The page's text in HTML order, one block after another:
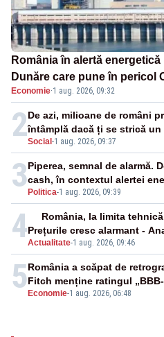
România în alertă
Dunăre care pune în pericol
cunoscută de pe vremea lui
Economie·1 aug. 2026, 09:32
2Social -1 aug. 2026, 09:37
De azi, milioane de români
întâmplă dacă ți se strică
3 Politica-1 aug. 2026, 09:39
Piperea, semnal de alarmă.
cash, în contextul alertei
4Actualitate-1 aug. 2026, 09:46
România, la limita
Prețurile cresc alarmant -
5 Economie-1 aug. 2026, 06:48
România a scăpat de
Fitch menține ratingul